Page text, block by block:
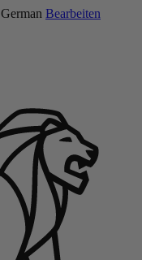
German Bearbeiten